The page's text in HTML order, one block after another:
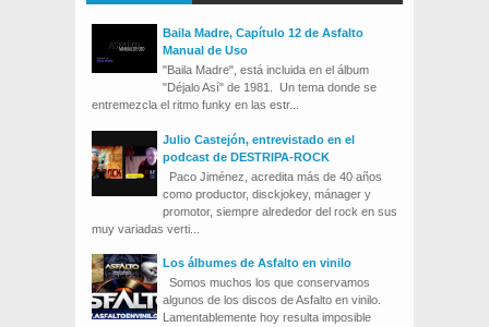
Baila Madre, Capítulo 12 de Asfalto
Manual de Uso
"Baila Madre", está incluida en el álbum
"Déjalo Así" de 1981. Un tema donde se
entremezcla el ritmo funky en las estr...
Julio Castejón, entrevistado en el
podcast de DESTRIPA-ROCK
Paco Jiménez, acredita más de 40 años
como productor, disckjokey, mánager y
promotor, siempre alrededor del rock en sus
muy variadas verti...
Los álbumes de Asfalto en vinilo
Somos muchos los que conservamos
algunos de los discos de Asfalto en vinilo.
Lamentablemente hoy resulta imposible